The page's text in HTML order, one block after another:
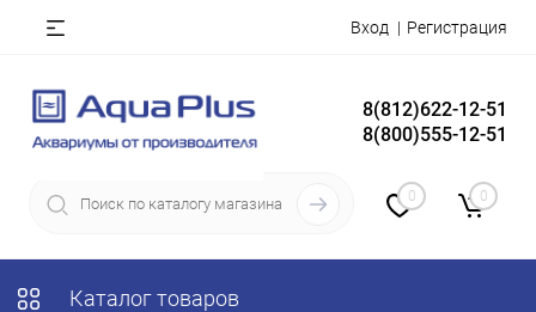
Вход Регистрация
8(812)622-12-51
8(800)555-12-51
0 0
Каталог товаров